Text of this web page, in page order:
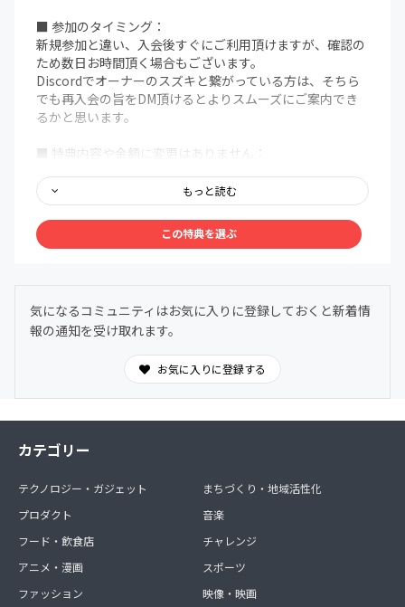
■ 参加のタイミング：
新規参加と違い、入会後すぐにご利用頂けますが、確認の
ため数日お時間頂く場合もございます。
Discordでオーナーのスズキと繋がっている方は、そちら
でも再入会の旨をDM頂けるとよりスムーズにご案内でき
るかと思います。
■ 特典内容や金額に変更はありません：
・週刊デザインメモ（週1回）の閲覧
・Meetupやメンバー会（各月1回）への参加 など
━━━
アカウントを照合するために、必ず申込みフォームにある
【備考欄】へDiscordのユーザー名をご記入ください。
また、以前コミュニティに参加されていた際とユーザー名
が変わっている場合は、その旨をご記入の上、以前のユー
ザー名と今回のユーザー名の両方をご記入ください。
━━━
※※既にみんデザのDiscordサーバーから退出されている
方※※
新規入会者向けのご案内が表示されてしまいますが、運営
側で再入会のメンバーだと認識次第、こちらで手続きを行
いますのでしばらくお待ち下さい。
もっと読む
この特典を選ぶ
気になるコミュニティはお気に入りに登録しておくと新着情
報の通知を受け取れます。
お気に入りに登録する
カテゴリー
テクノロジー・ガジェット
プロダクト
フード・飲食店
アニメ・漫画
ファッション
まちづくり・地域活性化
音楽
チャレンジ
スポーツ
映像・映画